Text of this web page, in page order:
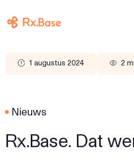
1 augustus 2024 2
Nieuws
Rx.Base. Dat